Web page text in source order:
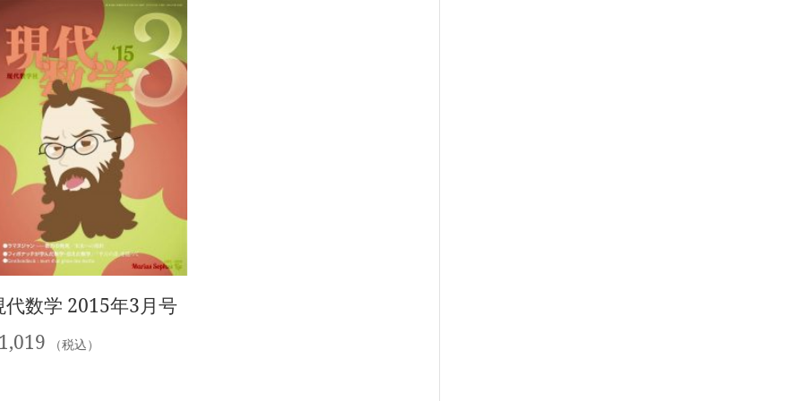
代数学 2015年3月号
（税込）